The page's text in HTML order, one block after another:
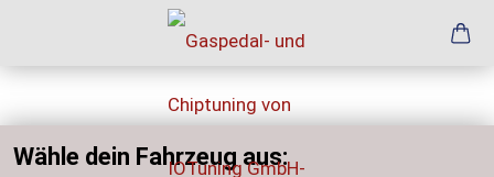
Wähle dein Fahrzeug aus: